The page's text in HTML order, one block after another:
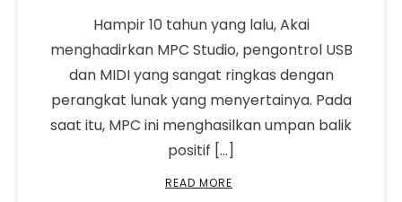
Hampir 10 tahun yang lalu, Akai
menghadirkan MPC Studio, pengontrol USB
dan MIDI yang sangat ringkas dengan
perangkat lunak yang menyertainya. Pada
saat itu, MPC ini menghasilkan umpan balik
positif […]
READ MORE